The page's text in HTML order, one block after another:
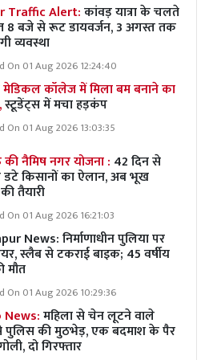
Traffic Alert:कांवड़ यात्रा के चलते
8 बजे से रूट डायवर्जन, 3 अगस्त तक
व्यवस्था
On 01 Aug 2026 12:24:40
मेडिकल कॉलेज में मिला बम बनाने का
स्टूडेंट्स में मचा हड़कंप
On 01 Aug 2026 13:03:35
नैमिष नगर योजना : 42 दिन से
डटे किसानों का ऐलान, अब भूख
तैयारी
On 01 Aug 2026 16:21:03
News: निर्माणाधीन पुलिया पर
स्लैब से टकराई बाइक; 45 वर्षीय
मौत
On 01 Aug 2026 10:29:36
News:महिला से चेन लूटने वाले
पुलिस की मुठभेड़, एक बदमाश के पैर
दो गिरफ्तार